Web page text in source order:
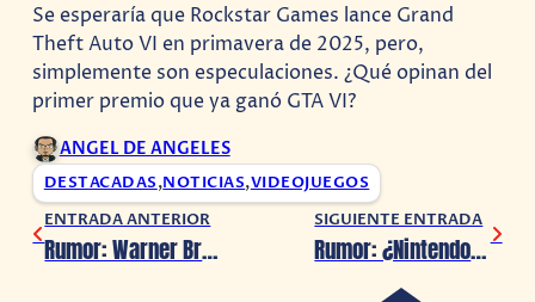
Se esperaría que Rockstar Games lance Grand
Theft Auto VI en primavera de 2025, pero,
simplemente son especulaciones. ¿Qué opinan del
primer premio que ya ganó GTA VI?
ANGEL DE ANGELES
DESTACADAS,NOTICIAS,VIDEOJUEGOS
ENTRADA ANTERIOR
Rumor: Warner Bros. Discovery se fusionará con Paramount Global
SIGUIENTE ENTRADA
Rumor: ¿Nintendo planea un juego de The Legend Of Zelda al estilo Mario Maker?